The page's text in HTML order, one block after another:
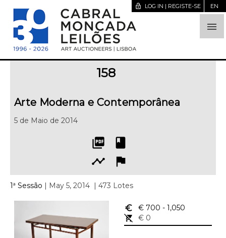

lock_open LOG IN | REGISTE-SE EN
158
Arte Moderna e Contemporânea
5 de Maio de 2014
picture_as_pdf
book
timeline
flag
1ª Sessão | May 5, 2014 | 473 Lotes
euro_symbol € 700 - 1,050
remove_shopping_cart
€ 0